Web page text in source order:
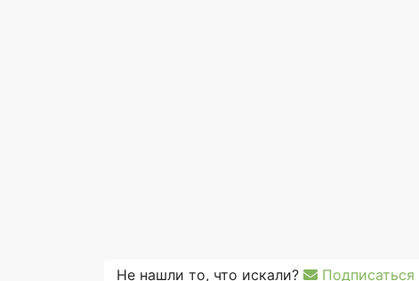
Не нашли то, что искали? Подписаться